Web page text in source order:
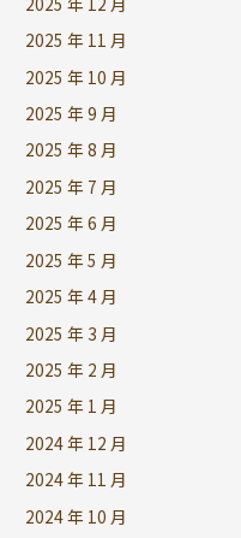
2025 年 11 月
2025 年 10 月
2025 年 9 月
2025 年 8 月
2025 年 7 月
2025 年 6 月
2025 年 5 月
2025 年 4 月
2025 年 3 月
2025 年 2 月
2025 年 1 月
2024 年 12 月
2024 年 11 月
2024 年 10 月